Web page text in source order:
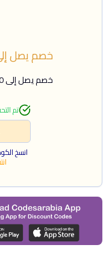
خصم يصل إلى
خصم يصل إلى 20% على عروض ممزورلد
تم
انسخ